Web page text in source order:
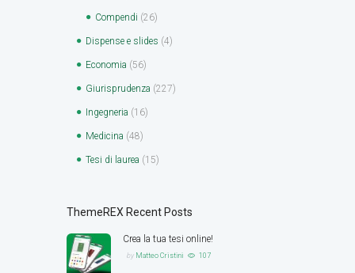
Compendi (26)
Dispense e slides (4)
Economia (56)
Giurisprudenza (227)
Ingegneria (16)
Medicina (48)
Tesi di laurea (15)
ThemeREX Recent Posts
Crea la tua tesi online!
by Matteo Cristini 107